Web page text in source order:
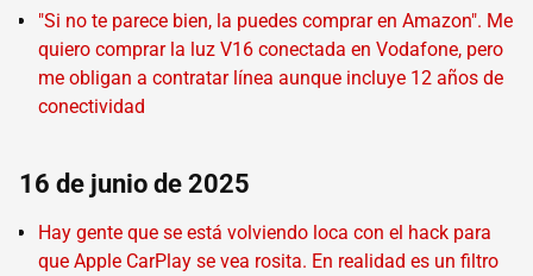
"Si no te parece bien, la puedes comprar en Amazon". Me
quiero comprar la luz V16 conectada en Vodafone, pero
me obligan a contratar línea aunque incluye 12 años de
conectividad
16 de junio de 2025
Hay gente que se está volviendo loca con el hack para
que Apple CarPlay se vea rosita. En realidad es un filtro